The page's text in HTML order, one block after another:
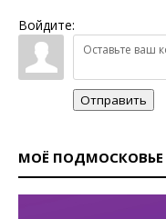
Войдите:
Отправить
МОЁ ПОДМОСКОВЬЕ